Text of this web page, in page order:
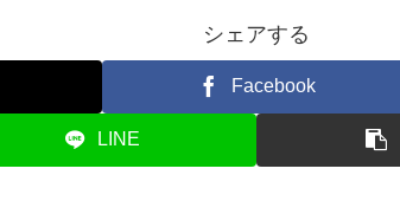
シェアする
Facebook
LINE